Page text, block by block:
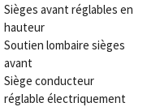
Sièges avant réglables en
hauteur
Soutien lombaire sièges
avant
Siège conducteur
réglable électriquement